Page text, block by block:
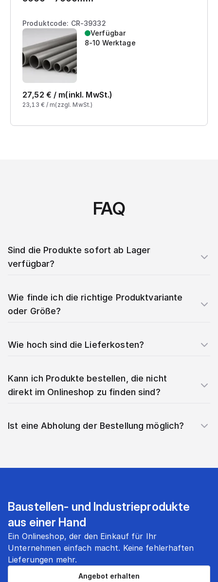
Produktcode: CR-39332
Verfügbar
8-10 Werktage
27,52 € / m(inkl. MwSt.)
23,13 € / m(zzgl. MwSt.)
FAQ
Sind die Produkte sofort ab Lager
verfügbar?
Wie finde ich die richtige Produktvariante
oder Größe?
Wie hoch sind die Lieferkosten?
Kann ich Produkte bestellen, die nicht
direkt im Onlineshop zu finden sind?
Ist eine Abholung der Bestellung möglich?
Baustellen- und Industrieprodukte
aus einer Hand
Ein Onlineshop, der den Einkauf für Ihr
Unternehmen einfach macht. Keine fehlerhaften
Lieferungen mehr.
Angebot erhalten